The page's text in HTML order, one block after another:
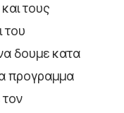
τους
του
δουμε κατα
προγραμμα